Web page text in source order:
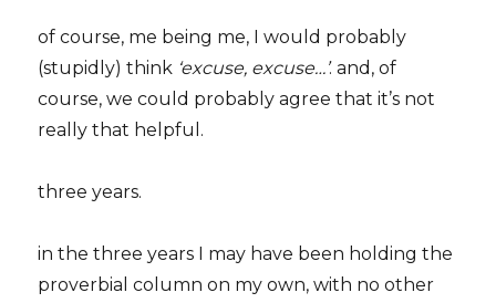
of course, me being me, I would probably
(stupidly) think ‘excuse, excuse…’. and, of
course, we could probably agree that it’s not
really that helpful.
three years.
in the three years I may have been holding the
proverbial column on my own, with no other